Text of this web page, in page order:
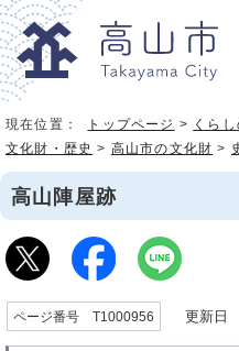
現在位置： トップページ > くら
文化財・歴史 > 高山市の文化財 >
高山陣屋跡
ページ番号 T1000956 更新日